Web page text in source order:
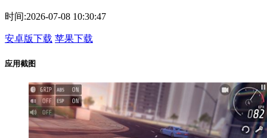
时间:2026-07-08 10:30:47
安卓版下载 苹果下载
应用截图